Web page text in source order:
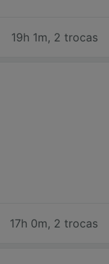
19h 1m, 2 trocas
17h 0m, 2 trocas